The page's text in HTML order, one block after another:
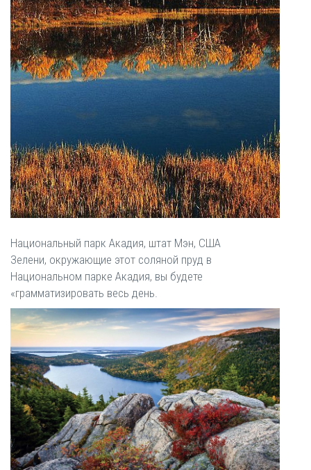
Национальный парк Акадия, штат Мэн, США
Зелени, окружающие этот соляной пруд в
Национальном парке Акадия, вы будете
«грамматизировать весь день.